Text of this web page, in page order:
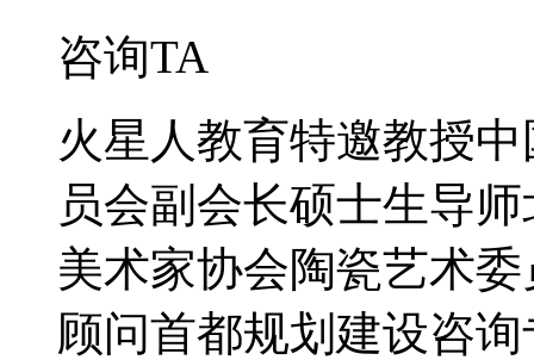
咨询TA
火星人教育特邀教授
员会副会长硕士生导
美术家协会陶瓷艺术
顾问首都规划建设咨